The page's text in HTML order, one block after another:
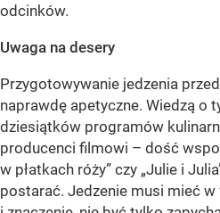
odcinków.
Uwaga na desery
Przygotowywanie jedzenia
naprawdę apetyczne. Wiedzą o
dziesiątków programów
producenci filmowi – dość
w płatkach róży” czy „Julie i
postarać. Jedzenie musi mieć